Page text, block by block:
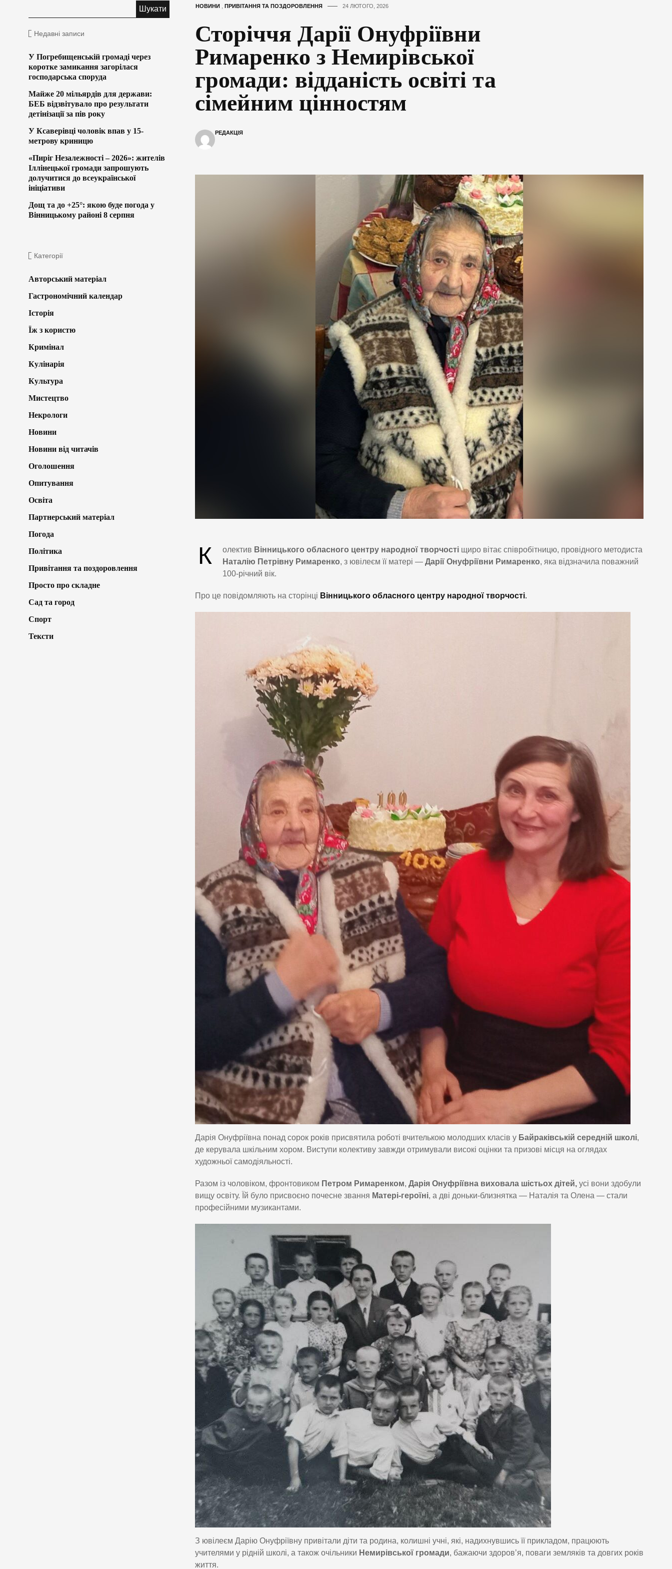
НОВИНИ, ПРИВІТАННЯ ТА ПОЗДОРОВЛЕННЯ 24 ЛЮТОГО, 2026
Сторіччя Дарії Онуфріївни
Римаренко з Немирівської
громади: відданість освіті та
сімейним цінностям
РЕДАКЦІЯ
К олектив Вінницького обласного центру народної творчостіщиро вітає співробітницю, провідного методиста
Наталію Петрівну Римаренко, з ювілеєм її матері — Дарії Онуфріївни Римаренко, яка відзначила поважний
100-річний вік.
Про це повідомляють на сторінці Вінницького обласного центру народної творчості.
Дарія Онуфріївна понад сорок років присвятила роботі вчителькою молодших класів у Байраківській середній школі,
де керувала шкільним хором. Виступи колективу завжди отримували високі оцінки та призові місця на оглядах
художньої самодіяльності.
Разом із чоловіком, фронтовиком Петром Римаренком, Дарія Онуфріївна виховала шістьох дітей,усі вони здобули
вищу освіту. Їй було присвоєно почесне звання Матері-героїні, а дві доньки-близнятка — Наталія та Олена — стали
професійними музикантами.
З ювілеєм Дарію Онуфріївну привітали діти та родина, колишні учні, які, надихнувшись її прикладом, працюють
учителями у рідній школі, а також очільники Немирівської громади, бажаючи здоров’я, поваги земляків та довгих років
життя.
Недавні записи
У Погребищенській громаді через
коротке замикання загорілася
господарська споруда
Майже 20 мільярдів для держави:
БЕБ відзвітувало про результати
детінізації за пів року
У Ксаверівці чоловік впав у 15-
метрову криницю
«Пиріг Незалежності – 2026»: жителів
Іллінецької громади запрошують
долучитися до всеукраїнської
ініціативи
Дощ та до +25°: якою буде погода у
Вінницькому районі 8 серпня
Категорії
Авторський матеріал
Гастрономічний календар
Історія
Їж з користю
Кримінал
Кулінарія
Культура
Мистецтво
Некрологи
Новини
Новини від читачів
Оголошення
Опитування
Освіта
Партнерський матеріал
Погода
Політика
Привітання та поздоровлення
Просто про складне
Сад та город
Спорт
Тексти